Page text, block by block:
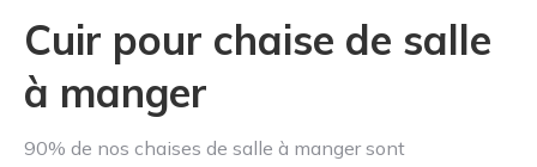
Cuir pour chaise de salle
à manger
90% de nos chaises de salle à manger sont